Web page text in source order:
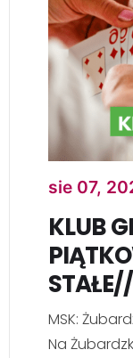
sie 07,
KLUB
MSK:
Na